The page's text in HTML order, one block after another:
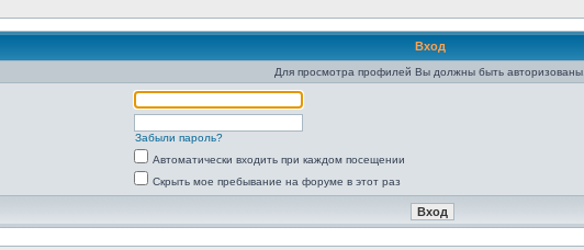
Вход
Для просмотра профилей Вы должны быть авторизованы.
Забыли пароль?
Автоматически входить при каждом посещении
Скрыть мое пребывание на форуме в этот раз